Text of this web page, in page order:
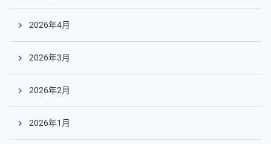
2026年4月
2026年3月
2026年2月
2026年1月